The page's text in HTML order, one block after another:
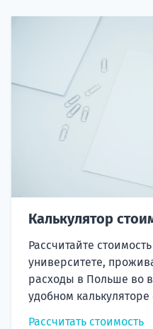
Калькулятор
Рассчитайте
университете,
расходы в Польше во
удобном калькуляторе
Рассчитать стоимость